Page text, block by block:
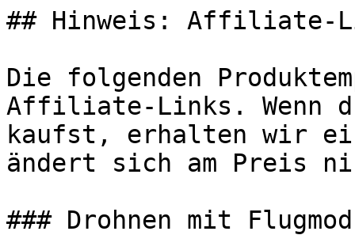
## Hinweis: Affiliate-
Die folgenden
Affiliate-Links. Wenn
kaufst, erhalten wir
ändert sich am Preis
### Drohnen mit